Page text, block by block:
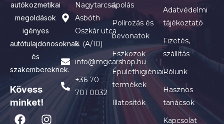
autókozmetikai
megoldások
igényes
autótulajdonosoknak
és
szakembereknek.
Kövess
minket!
Nagytarcsa,
Asbóth
Oszkár utca
6. (A/10)
info@mgcarshop.hu
+36 70
701 0032
ápolás
Polírozás és
bevonatok
Eszközök
Épülethigiéniai
termékek
Illatosítók
Adatvédelmi
tájékoztató
Fizetés,
szállítás
Rólunk
Hasznos
tanácsok
Kapcsolat